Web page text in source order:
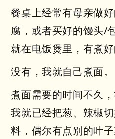
餐桌上经常有母亲做
腐，或者买好的馒头/
就在电饭煲里，有煮好
没有，我就自己煮面。
煮面需要的时间不久
我就已经把葱、辣椒
料，偶尔有点别的叶